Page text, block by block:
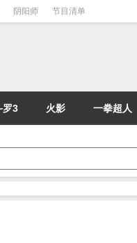
阴阳师 节目清单
罗3 火影 一拳超人